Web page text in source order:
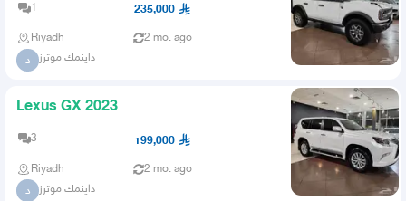
1 235,000
Riyadh 2 mo. ago
د داينمك موترز
Lexus GX 2023
3 199,000
Riyadh 2 mo. ago
د داينمك موترز